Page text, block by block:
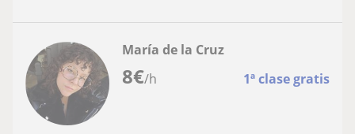
8€/h 1ª clase gratis
María de la Cruz